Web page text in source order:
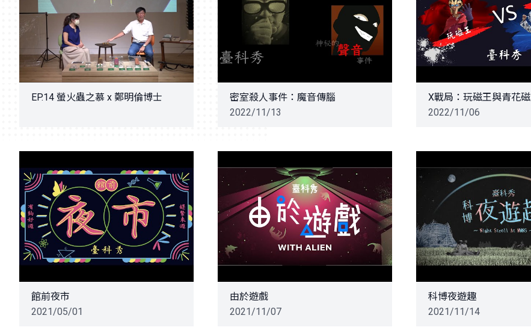
EP.14 螢火蟲之慕 x 鄭明倫博士
密室殺人事件：魔音傳腦
2022/11/13
X戰局：玩磁王與青花磁
2022/11/06
館前夜市
2021/05/01
由於遊戲
2021/11/07
科博夜遊趣
2021/11/14